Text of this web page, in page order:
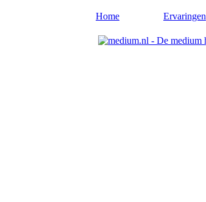
Home Ervaringen